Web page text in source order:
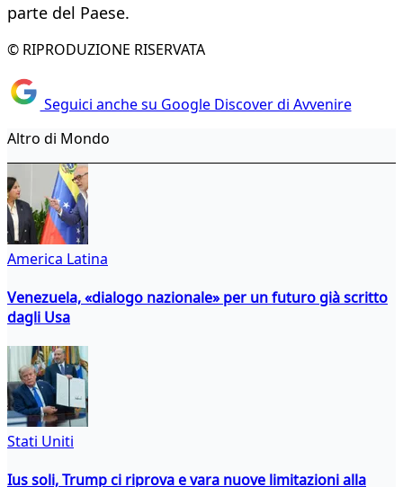
parte del Paese.
© RIPRODUZIONE RISERVATA
Seguici anche su Google Discover di Avvenire
Altro di Mondo
America Latina
Venezuela, «dialogo nazionale» per un futuro già scritto
dagli Usa
Stati Uniti
Ius soli, Trump ci riprova e vara nuove limitazioni alla